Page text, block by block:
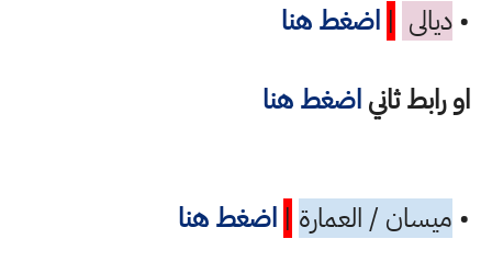
•ديالى | اضغط هنا
او رابط ثانياضغط هنا
• ميسان / العمارة | اضغط هنا